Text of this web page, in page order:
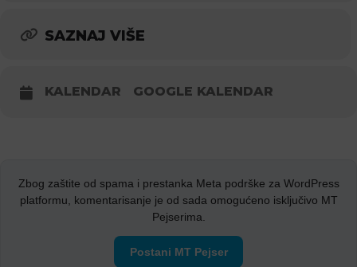
SAZNAJ VIŠE
KALENDAR GOOGLE KALENDAR
Zbog zaštite od spama i prestanka Meta podrške za WordPress
platformu, komentarisanje je od sada omogućeno isključivo MT
Pejserima.
Postani MT Pejser